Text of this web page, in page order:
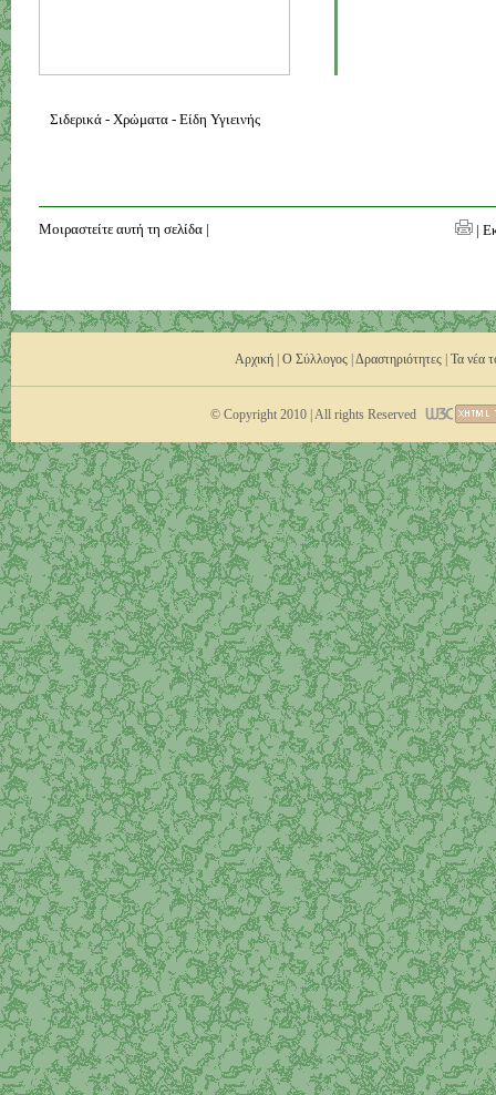
Σιδερικά - Χρώματα - Είδη Υγιεινής
Μοιραστείτε αυτή τη σελίδα | |
Αρχική| Ο Σύλλογος| Δραστηριότητες| Τα νέα
© Copyright 2010 | All rights Reserved